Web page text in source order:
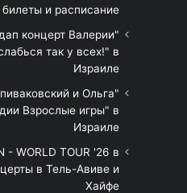
и расписание
концерт Валерии
так у всех!" в
Израиле
и Ольга
Взрослые игры" в
Израиле
- WORLD TOUR '26 в
в Тель-Авиве и
Хайфе